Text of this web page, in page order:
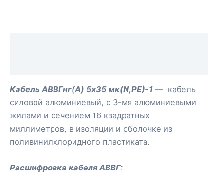
Кабель АВВГнг(А) 5х35 мк(N,РЕ)-1 — кабель
силовой алюминиевый, с 3-мя алюминиевыми
жилами и сечением 16 квадратных
миллиметров, в изоляции и оболочке из
поливинилхлоридного пластиката.
Расшифровка кабеля АВВГ: